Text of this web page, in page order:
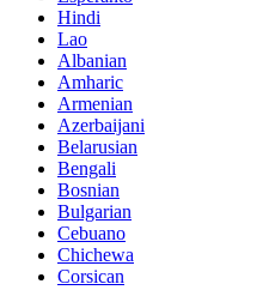
Hindi
Lao
Albanian
Amharic
Armenian
Azerbaijani
Belarusian
Bengali
Bosnian
Bulgarian
Cebuano
Chichewa
Corsican